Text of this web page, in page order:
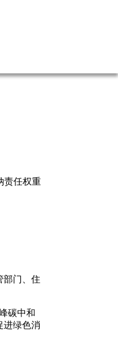
责任权重
部门、住
碳中和
进绿色消